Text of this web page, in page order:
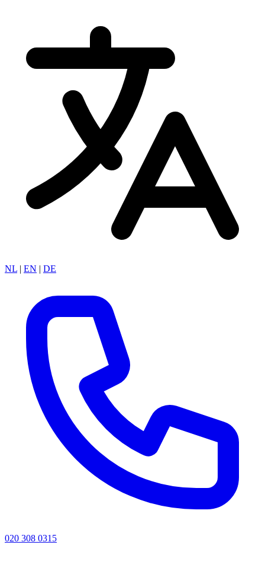
NL | EN | DE
020 308 0315